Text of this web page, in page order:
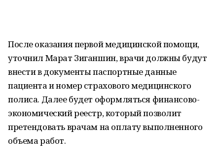
После оказания первой медицинской помощи,
уточнил Марат Зиганшин, врачи должны будут
внести в документы паспортные данные
пациента и номер страхового медицинского
полиса. Далее будет оформляться финансово-
экономический реестр, который позволит
претендовать врачам на оплату выполненного
объема работ.